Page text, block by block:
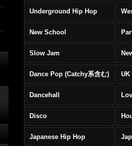
Underground Hip Hop
New School
Slow Jam
Dance Pop (Catchy系含む) UK
Dancehall
Disco
Japanese Hip Hop